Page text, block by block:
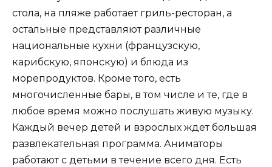
стола, на пляже работает гриль-ресторан, а
остальные представляют различные
национальные кухни (французскую,
карибскую, японскую) и блюда из
морепродуктов. Кроме того, есть
многочисленные бары, в том числе и те, где в
любое время можно послушать живую музыку.
Каждый вечер детей и взрослых ждет большая
развлекательная программа. Аниматоры
работают с детьми в течение всего дня. Есть